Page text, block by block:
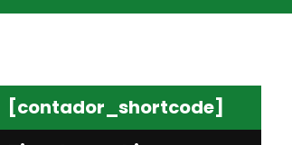
[contador_shortcode]